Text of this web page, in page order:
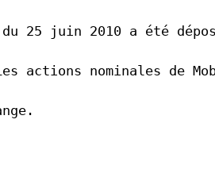
25 juin 2010 a été
actions nominales de